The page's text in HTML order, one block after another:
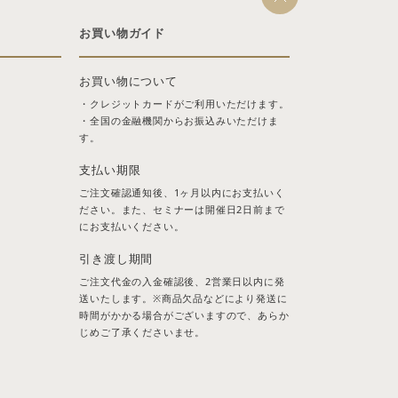
お買い物ガイド
お買い物について
・クレジットカードがご利用いただけます。
・全国の金融機関からお振込みいただけま
す。
支払い期限
ご注文確認通知後、1ヶ月以内にお支払いく
ださい。また、セミナーは開催日2日前まで
にお支払いください。
引き渡し期間
ご注文代金の入金確認後、2営業日以内に発
送いたします。※商品欠品などにより発送に
時間がかかる場合がございますので、あらか
じめご了承くださいませ。